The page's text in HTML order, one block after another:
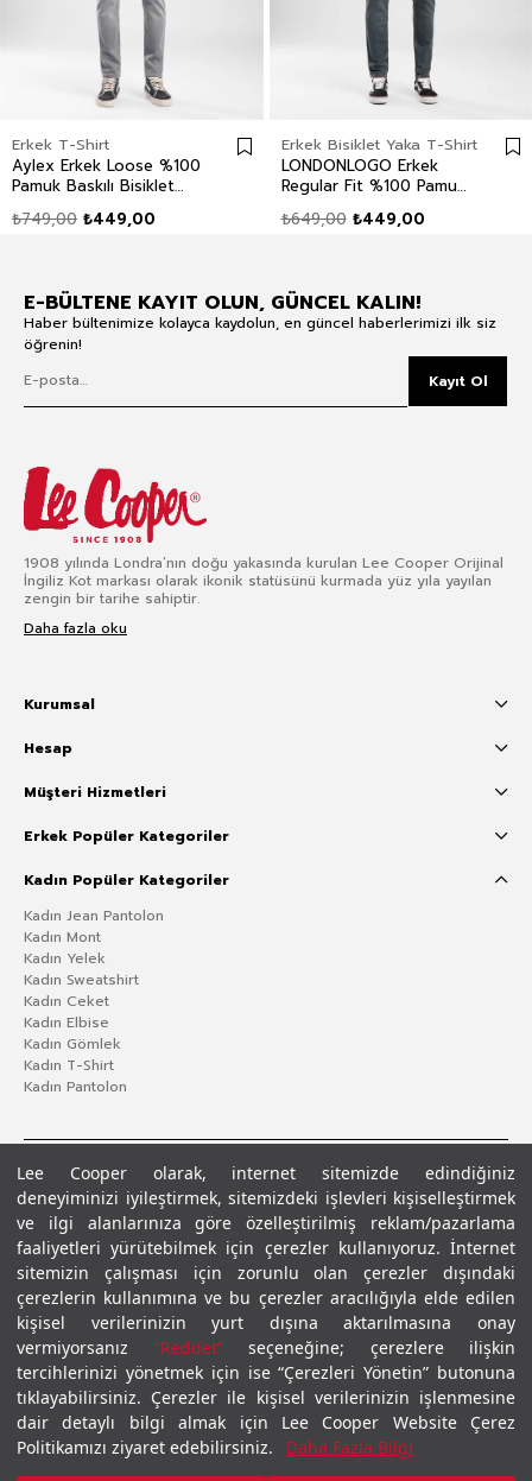
Lee Cooper olarak, internet sitemizde edindiğiniz
deneyiminizi iyileştirmek, sitemizdeki işlevleri kişiselleştirmek
ve ilgi alanlarınıza göre özelleştirilmiş reklam/pazarlama
faaliyetleri yürütebilmek için çerezler kullanıyoruz. İnternet
sitemizin çalışması için zorunlu olan çerezler dışındaki
çerezlerin kullanımına ve bu çerezler aracılığıyla elde edilen
kişisel verilerinizin yurt dışına aktarılmasına onay
vermiyorsanız “Reddet”seçeneğine; çerezlere ilişkin
tercihlerinizi yönetmek için ise “Çerezleri Yönetin” butonuna
tıklayabilirsiniz. Çerezler ile kişisel verilerinizin işlenmesine
dair detaylı bilgi almak için Lee Cooper Website Çerez
Politikamızı ziyaret edebilirsiniz.
Daha Fazla Bilgi
Erkek T-Shirt
Aylex Erkek Loose %100
Pamuk Baskılı Bisiklet
₺449,00
₺749,00
Erkek Bisiklet Yaka T-Shirt
LONDONLOGO Erkek
Regular Fit %100 Pamuk
Shirt Yeşil₺449,00
₺649,00
E-BÜLTENE KAYIT OLUN, GÜNCEL KALIN!
Haber bültenimize kolayca kaydolun, en güncel haberlerimizi ilk siz
öğrenin!
Kayıt Ol
1908 yılında Londra’nın doğu yakasında kurulan Lee Cooper Orijinal
İngiliz Kot markası olarak ikonik statüsünü kurmada yüz yıla yayılan
zengin bir tarihe sahiptir.
Daha fazla oku
Kurumsal
Hesap
Müşteri Hizmetleri
Erkek Popüler Kategoriler
Kadın Popüler Kategoriler
Kadın Jean Pantolon
Kadın Mont
Kadın Yelek
Kadın Sweatshirt
Kadın Ceket
Kadın Elbise
Kadın Gömlek
Kadın T-Shirt
Kadın Pantolon
Gizlilik PolitikasıÇerez Politikası KVKK Aydınlatma MetniŞartlar ve Koşullar
© 2026 Leecooper - Tüm Hakları Saklıdır.